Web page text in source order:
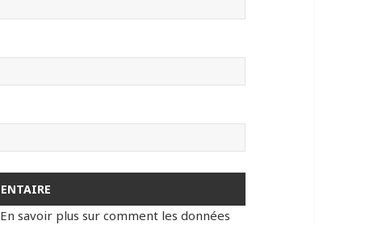
En savoir plus sur comment les données